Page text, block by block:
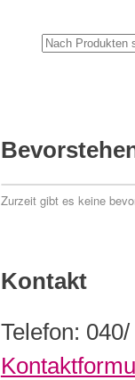
Zurzeit gibt es keine
Kontakt
Telefon: